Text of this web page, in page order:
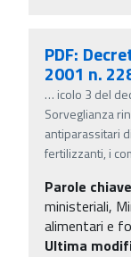
PDF:
2001 n.
… icolo 3 del
Sorveglianza
antiparassitari
fertilizzanti, i
Parole chiave
ministeriali,
alimentari e
Ultima